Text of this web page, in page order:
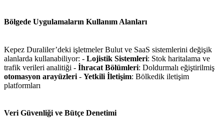
Bölgede Uygulamaların Kullanım Alanları
Kepez Duraliler’deki işletmeler Bulut ve SaaS sistemlerini değişik
alanlarda kullanabiliyor: - Lojistik Sistemleri: Stok haritalama ve
trafik verileri analitiği - İhracat Bölümleri: Doldurmalı eğiştirilmiş
otomasyon arayüzleri - Yetkili İletişim: Bölkedik iletişim
platformları
Veri Güvenliği ve Bütçe Denetimi